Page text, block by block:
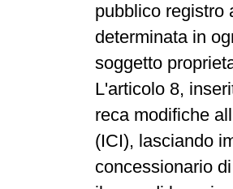
pubblico registro
determinata in
soggetto
L'articolo 8,
reca modifiche
(ICI), lasciando
concessionario